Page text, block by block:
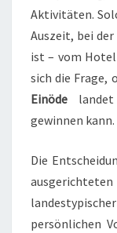
Aktivitäten.
Auszeit, bei
ist – vom
sich die Frage,
Einöde landet
gewinnen kann.
Die
persönlichen